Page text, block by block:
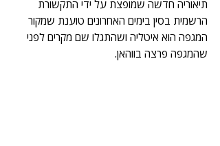
תיאוריה חדשה שמופצת על ידי התקשורת
הרשמית בסין בימים האחרונים טוענת שמקור
המגפה הוא איטליה ושהתגלו שם מקרים לפני
שהמגפה פרצה בווהאן.